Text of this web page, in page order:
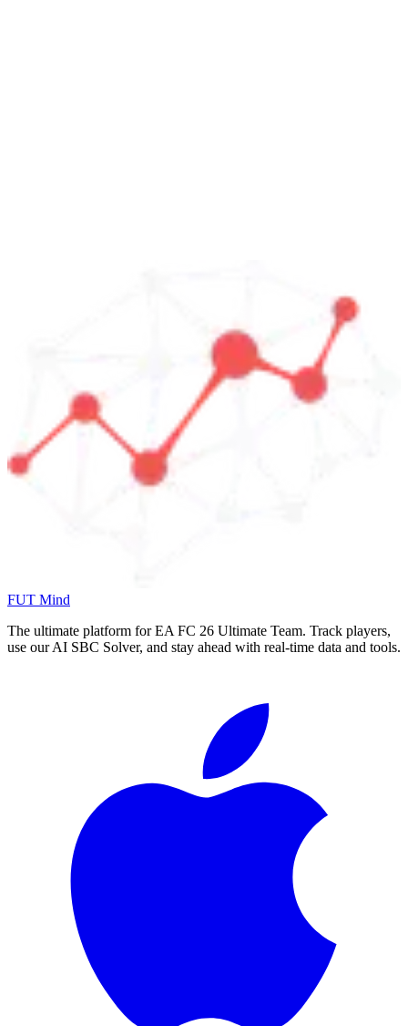
FUT Mind
The ultimate platform for EA FC 26 Ultimate Team. Track players,
use our AI SBC Solver, and stay ahead with real-time data and tools.